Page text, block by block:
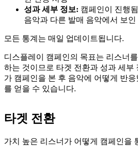
성과 세부 정보: 캠페인이 진행
음악과 다른 발매 음악에서 보인
모든 통계는 매일 업데이트됩니다.
디스플레이 캠페인의 목표는 리스너
하는 것이므로 타겟 전환과 성과 세부
가 캠페인을 본 후 음악에 어떻게 반
를 얻을 수 있습니다.
타겟 전환
가치 높은 리스너가 어떻게 캠페인을